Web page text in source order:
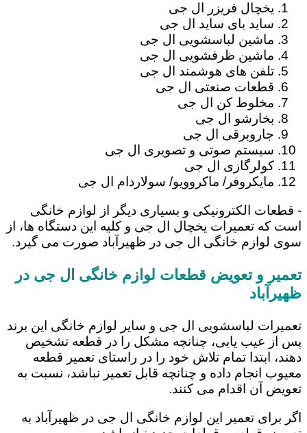
یخچال فریزر ال جی
ساید بای ساید ال جی
ماشین لباسشویی ال جی
ماشین ظرفشویی ال جی
تلفن های هوشمند ال جی
قطعات صنعتی ال جی
مخلوط کن ال جی
بخارشو ال جی
جاروبرقی ال جی
سیستم صوتی و تصویری ال جی
کولرگازی ال جی
مایکروفر/ ماکروویو/ سولاردام ال جی
- قطعات الکترونیکی و بسیاری دیگر از لوازم خانگی
است که تعمیرات یخچال ال جی و کلیه این دستگاه ها، از
سوی لوازم خانگی ال جی در ظهیرآباد صورت می گیرد.
تعمیر و تعویض قطعات لوازم خانگی ال جی در
ظهیرآباد
تعمیرات لباسشویی ال جی و سایر لوازم خانگی این برند
پس از عیب یابی، چنانچه مشکل را در قطعه تشخیص
دهند، ابتدا تمام تلاش خود را در راستای تعمیر قطعه
معیوب انجام داده و چنانچه قابل تعمیر نباشد، نسبت به
تعویض آن اقدام می کنند.
اگر برای تعمیر این لوازم خانگی ال جی در ظهیرآباد به